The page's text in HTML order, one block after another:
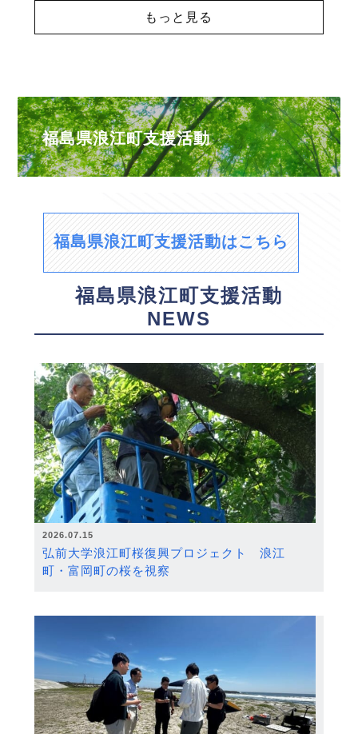
もっと見る
福島県浪江町支援活動
福島県浪江町支援活動はこちら
福島県浪江町支援活動
NEWS
2026.07.15
弘前大学浪江町桜復興プロジェクト 浪江
町・富岡町の桜を視察